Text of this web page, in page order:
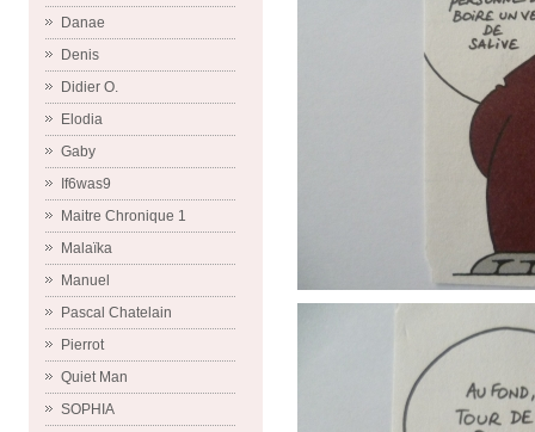
Danae
Denis
Didier O.
Elodia
Gaby
If6was9
Maitre Chronique 1
Malaïka
Manuel
Pascal Chatelain
Pierrot
Quiet Man
SOPHIA